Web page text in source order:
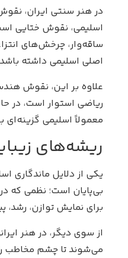
در هنر سنتی ایران،
اسلیمی، نقوش ختایی
ساقه‌وار، چرخش‌های
اصلی اسلیمی داشته
علاوه بر این، نقوش
ریاضی استوار است، در
معمولاً اسلیمی
ریشه‌های
یکی از دلایل ماندگاری
بی‌پایان است؛ نظمی که
برای نمایش توازن،
از سوی دیگر، در هنر
می‌شوند تا چشم مخاطب